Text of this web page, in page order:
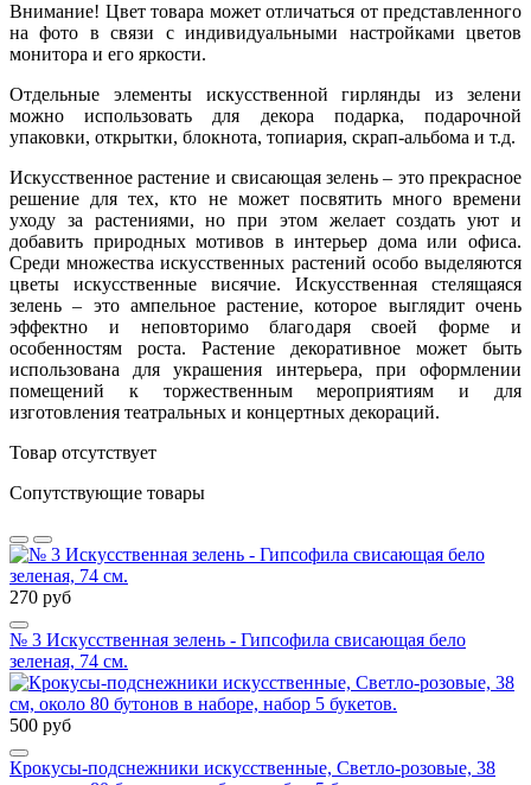
Внимание! Цвет товара может отличаться от представленного
на фото в связи с индивидуальными настройками цветов
монитора и его яркости.
Отдельные элементы искусственной гирлянды из зелени
можно использовать для декора подарка, подарочной
упаковки, открытки, блокнота, топиария, скрап-альбома и т.д.
Искусственное растение и свисающая зелень – это прекрасное
решение для тех, кто не может посвятить много времени
уходу за растениями, но при этом желает создать уют и
добавить природных мотивов в интерьер дома или офиса.
Среди множества искусственных растений особо выделяются
цветы искусственные висячие. Искусственная стелящаяся
зелень – это ампельное растение, которое выглядит очень
эффектно и неповторимо благодаря своей форме и
особенностям роста. Растение декоративное может быть
использована для украшения интерьера, при оформлении
помещений к торжественным мероприятиям и для
изготовления театральных и концертных декораций.
Товар отсутствует
Сопутствующие товары
270 руб
№ 3 Искусственная зелень - Гипсофила свисающая бело
зеленая, 74 см.
500 руб
Крокусы-подснежники искусственные, Светло-розовые, 38